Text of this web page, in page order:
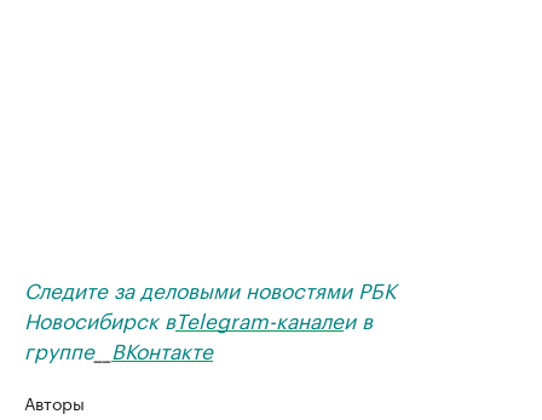
Следите за деловыми новостями РБК
Новосибирск вTelegram-каналеи в
группе__ ВКонтакте
Авторы